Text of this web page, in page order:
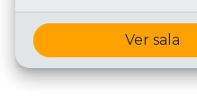
Ver sala